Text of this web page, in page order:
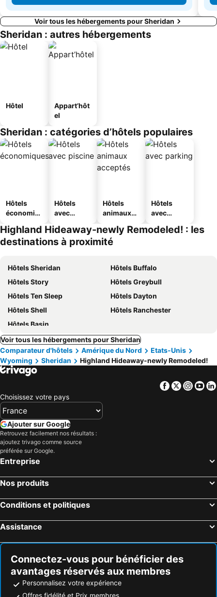
Voir tous les hébergements pour Sheridan
Sheridan : autres hébergements
Hôtel
Appart’hôt
el
Sheridan : catégories d’hôtels populaires
Hôtels
économiq
Hôtels
avec
Hôtels
animaux
Hôtels
avec
Highland Hideaway-newly Remodeled! : les
destinations à proximité
Hôtels Sheridan
Hôtels Buffalo
Hôtels Story
Hôtels Greybull
Hôtels Ten Sleep
Hôtels Dayton
Hôtels Shell
Hôtels Ranchester
Hôtels Basin
Voir tous les hébergements pour Sheridan
Comparateur d'hôtels
Amérique du Nord
Etats-Unis
Wyoming
Sheridan Highland Hideaway-newly Remodeled!
Facebook
Twitter
Choisissez votre pays
Ajouter sur Google
Retrouvez facilement nos résultats :
ajoutez trivago comme source
préférée sur Google.
Entreprise
Nos produits
Conditions et politiques
Assistance
Connectez-vous pour bénéficier des
avantages réservés aux membres
Personnalisez votre expérience
Offres fidélité et Prix membres